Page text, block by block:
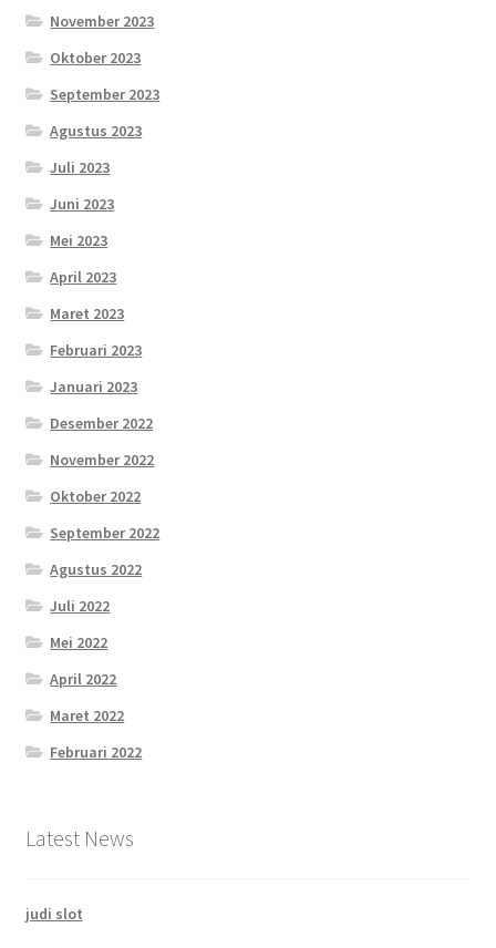
November 2023
Oktober 2023
September 2023
Agustus 2023
Juli 2023
Juni 2023
Mei 2023
April 2023
Maret 2023
Februari 2023
Januari 2023
Desember 2022
November 2022
Oktober 2022
September 2022
Agustus 2022
Juli 2022
Mei 2022
April 2022
Maret 2022
Februari 2022
Latest News
judi slot